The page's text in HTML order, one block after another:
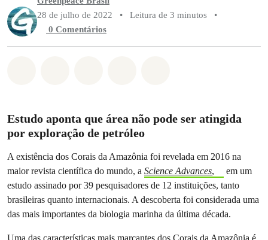
28 de julho de 2022
• Leitura de 3 minutos
•
0 Comentários
Estudo aponta que área não pode ser atingida
por exploração de petróleo
A existência dos Corais da Amazônia foi revelada em 2016 na
maior revista científica do mundo, a Science Advances,
em um
estudo assinado por 39 pesquisadores de 12 instituições, tanto
brasileiras quanto internacionais. A descoberta foi considerada uma
das mais importantes da biologia marinha da última década.